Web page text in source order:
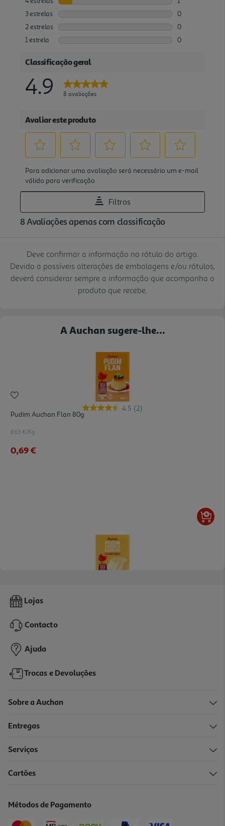
Deve confirmar a informação no rótulo do artigo.
Devido a possíveis alterações de embalagens e/ou rótulos,
deverá considerar sempre a informação que acompanha o
produto que recebe.
A Auchan sugere-lhe...
4.5 (2)
Pudim Auchan Flan 80g
8.63 €/Kg
0,69 €
Pudim Auchan Sabor Baunilha 90g
0,49 €
Lojas
Contacto
Ajuda
Trocas e Devoluções
Sobre a Auchan
Entregas
Serviços
Cartões
Métodos de Pagamento